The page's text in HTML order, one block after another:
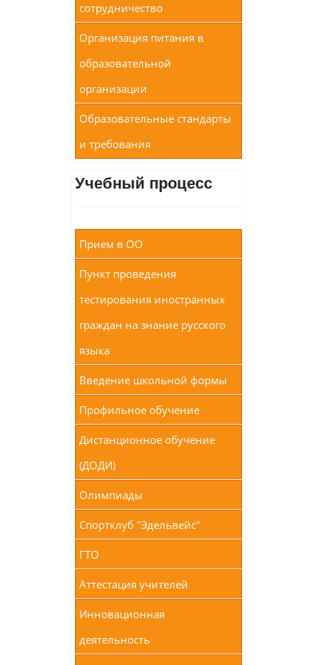
сотрудничество
Организация питания в
образовательной
организации
Образовательные стандарты
и требования
Учебный процесс
Прием в ОО
Пункт проведения
тестирования иностранных
граждан на знание русского
языка
Введение школьной формы
Профильное обучение
Дистанционное обучение
(ДОДИ)
Олимпиады
Спортклуб "Эдельвейс"
ГТО
Аттестация учителей
Инновационная
деятельность